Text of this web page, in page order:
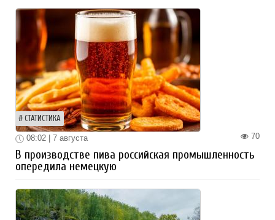
СТАТИСТИКА
70
08:02 | 7 августа
В производстве пива российская промышленность
опередила немецкую